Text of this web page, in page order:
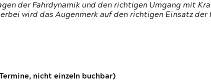
der Fahrdynamik und den richtigen Umgang mit
wird das Augenmerk auf den richtigen Einsatz
nicht einzeln buchbar)